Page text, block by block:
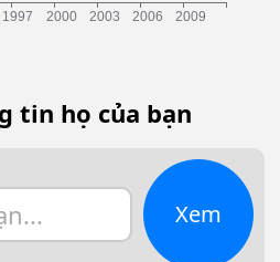
tin họ của bạn
Xem